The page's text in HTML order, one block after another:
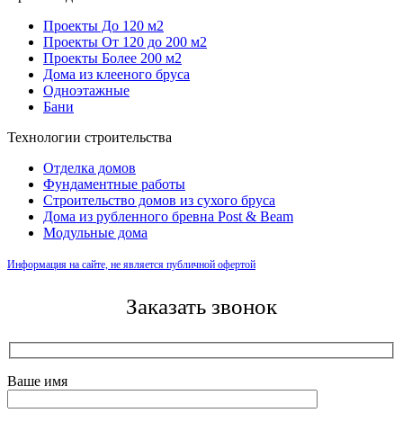
Проекты До 120 м2
Проекты От 120 до 200 м2
Проекты Более 200 м2
Дома из клееного бруса
Одноэтажные
Бани
Технологии строительства
Отделка домов
Фундаментные работы
Строительство домов из сухого бруса
Дома из рубленного бревна Post & Beam
Модульные дома
Информация на сайте, не является публичной офертой
Заказать звонок
Ваше имя